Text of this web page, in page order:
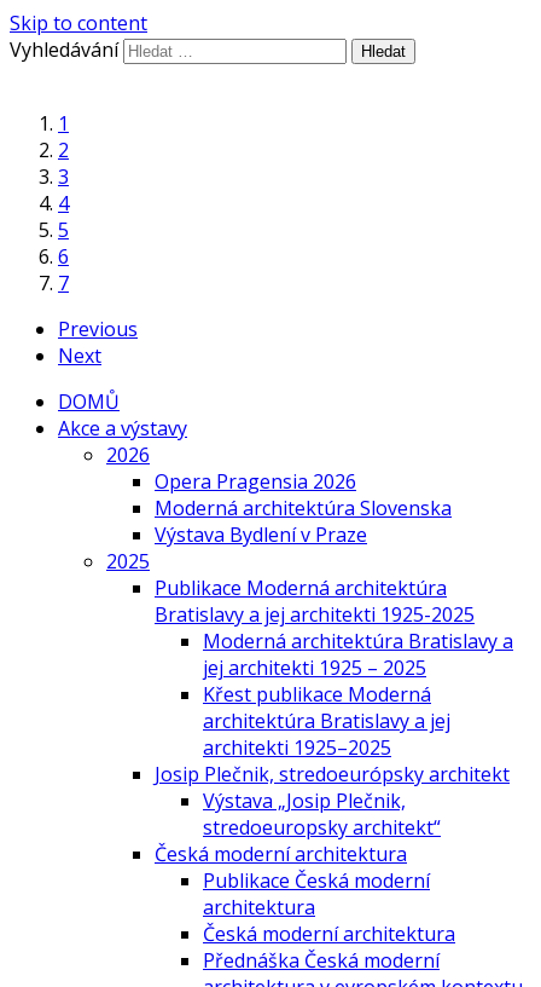
Skip to content
Vyhledávání
1
2
3
4
5
6
7
Previous
Next
DOMŮ
Akce a výstavy
2026
Opera Pragensia 2026
Moderná architektúra Slovenska
Výstava Bydlení v Praze
2025
Publikace Moderná architektúra
Bratislavy a jej architekti 1925-2025
Moderná architektúra Bratislavy a
jej architekti 1925 – 2025
Křest publikace Moderná
architektúra Bratislavy a jej
architekti 1925–2025
Josip Plečnik, stredoeurópsky architekt
Výstava „Josip Plečnik,
stredoeuropsky architekt“
Česká moderní architektura
Publikace Česká moderní
architektura
Česká moderní architektura
Přednáška Česká moderní